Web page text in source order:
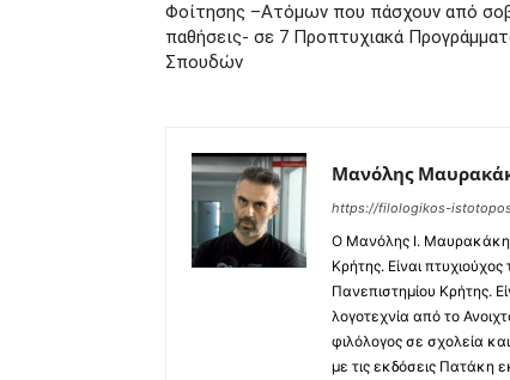
Φοίτησης –Ατόμων που πάσχουν από
παθήσεις- σε 7 Προπτυχιακά
Σπουδών
Μανόλης
https://filologikos-
Ο Μανόλης I. Μαυρακάκης
Κρήτης. Είναι
Πανεπιστημίου Κρήτης.
λογοτεχνία από το
φιλόλογος σε σχολεία
με τις εκδόσεις Πατάκη